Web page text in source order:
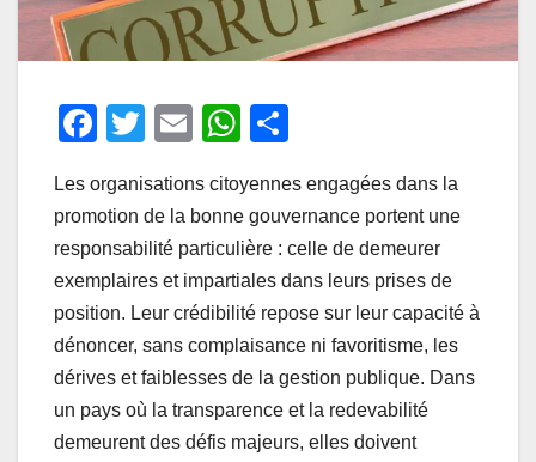
F
c
e
b
o
o
k
T
tt
er
E
ail
W
at
s
A
p
p
ta
g
er
Les organisations citoyennes engagées dans la
promotion de la bonne gouvernance portent une
responsabilité particulière : celle de demeurer
exemplaires et impartiales dans leurs prises de
position. Leur crédibilité repose sur leur capacité à
dénoncer, sans complaisance ni favoritisme, les
dérives et faiblesses de la gestion publique. Dans
un pays où la transparence et la redevabilité
demeurent des défis majeurs, elles doivent